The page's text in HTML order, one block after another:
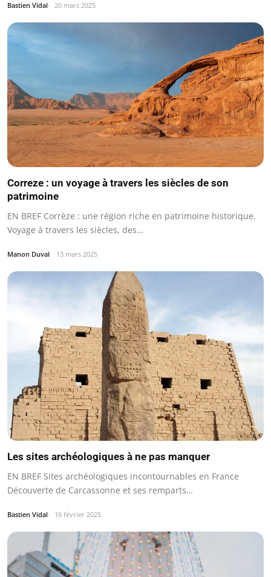
Bastien Vidal 20 mars 2025
Correze : un voyage à travers les siècles de son
patrimoine
EN BREF Corrèze : une région riche en patrimoine historique.
Voyage à travers les siècles, des…
Manon Duval 13 mars 2025
Les sites archéologiques à ne pas manquer
EN BREF Sites archéologiques incontournables en France
Découverte de Carcassonne et ses remparts…
Bastien Vidal 16 février 2025